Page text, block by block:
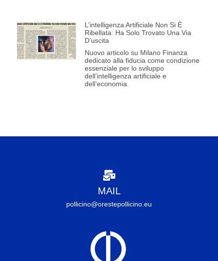
L’intelligenza Artificiale Non Si È
Ribellata: Ha Solo Trovato Una Via
D’uscita
Nuovo articolo su Milano Finanza
dedicato alla fiducia come condizione
essenziale per lo sviluppo
dell’intelligenza artificiale e
dell’economia.
MAIL
pollicino@orestepollicino.eu